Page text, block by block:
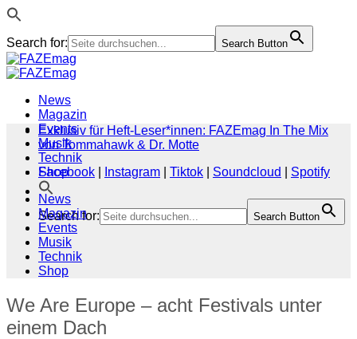
Search for: Search Button
Zum
Inhalt
News
Magazin
Events
Musik
Technik
Shop
Search for: Search Button
Exklusiv für Heft-Leser*innen: FAZEmag In The Mix
von Tommahawk & Dr. Motte
Facebook
Instagram Tiktok Soundcloud
Spotify
News
Magazin
Events
Musik
Technik
Shop
We Are Europe – acht Festivals unter
einem Dach